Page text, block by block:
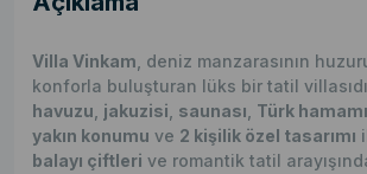
Villa Vinkam , deniz manzarasının
konforla buluşturan lüks bir tatil
havuzu jakuzisi saunası Türk hamamı
yakın konumu ve 2 kişilik özel tasarımı
balayı çiftleri ve romantik tatil